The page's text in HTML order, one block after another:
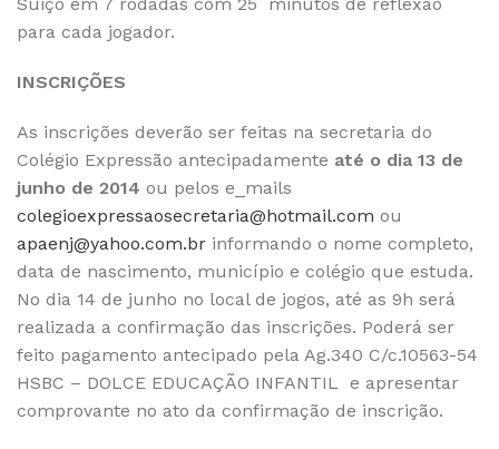
para cada jogador.
INSCRIÇÕES
As inscrições deverão ser feitas na secretaria do
Colégio Expressão antecipadamente até o dia 13 de
junho de 2014 ou pelos e_mails
colegioexpressaosecretaria@hotmail.com ou
apaenj@yahoo.com.br informando o nome completo,
data de nascimento, município e colégio que estuda.
No dia 14 de junho no local de jogos, até as 9h será
realizada a confirmação das inscrições. Poderá ser
feito pagamento antecipado pela Ag.340 C/c.10563-54
HSBC – DOLCE EDUCAÇÃO INFANTIL e apresentar
comprovante no ato da confirmação de inscrição.